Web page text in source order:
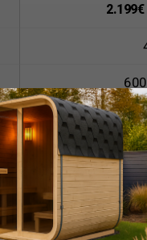
2.199€
400